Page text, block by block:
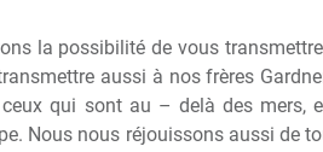
la possibilité de vous
aussi à nos frères
ceux qui sont au – delà des mers,
Nous nous réjouissons aussi de